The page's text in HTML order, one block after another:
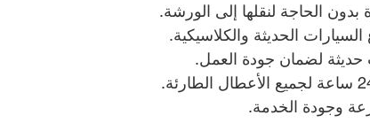
الحاجة لنقلها إلى الورشة.
الحديثة والكلاسيكية.
لضمان جودة العمل.
وجودة الخدمة.